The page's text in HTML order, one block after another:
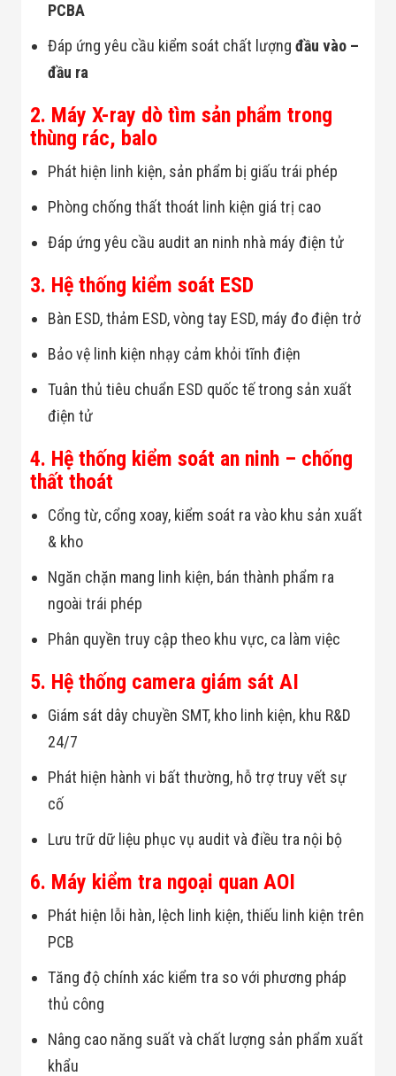
Máy
Tin Tức
Tin Công Nghệ
Tin Tuyển Dụng
Liên Hệ
PCBA
Đáp ứng yêu cầu kiểm soát chất lượngđầu vào –
đầu ra
2. Máy X-ray dò tìm sản phẩm trong
thùng rác, balo
Phát hiện linh kiện, sản phẩm bị giấu trái phép
Phòng chống thất thoát linh kiện giá trị cao
Đáp ứng yêu cầu audit an ninh nhà máy điện tử
3. Hệ thống kiểm soát ESD
Bàn ESD, thảm ESD, vòng tay ESD, máy đo điện trở
Bảo vệ linh kiện nhạy cảm khỏi tĩnh điện
Tuân thủ tiêu chuẩn ESD quốc tế trong sản xuất
điện tử
4. Hệ thống kiểm soát an ninh – chống
thất thoát
Cổng từ, cổng xoay, kiểm soát ra vào khu sản xuất
& kho
Ngăn chặn mang linh kiện, bán thành phẩm ra
ngoài trái phép
Phân quyền truy cập theo khu vực, ca làm việc
5. Hệ thống camera giám sát AI
Giám sát dây chuyền SMT, kho linh kiện, khu R&D
24/7
Phát hiện hành vi bất thường, hỗ trợ truy vết sự
cố
Lưu trữ dữ liệu phục vụ audit và điều tra nội bộ
6. Máy kiểm tra ngoại quan AOI
Phát hiện lỗi hàn, lệch linh kiện, thiếu linh kiện trên
PCB
Tăng độ chính xác kiểm tra so với phương pháp
thủ công
Nâng cao năng suất và chất lượng sản phẩm xuất
khẩu